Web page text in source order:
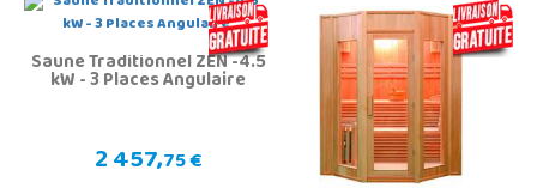
Saune Traditionnel ZEN -4.5
kW - 3 Places Angulaire
2 457,75 €